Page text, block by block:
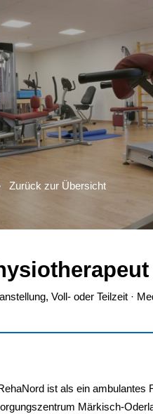
Zurück zur Übersicht
Voll- oder Teilzeit ·
ist als ein ambulantes
Märkisch-